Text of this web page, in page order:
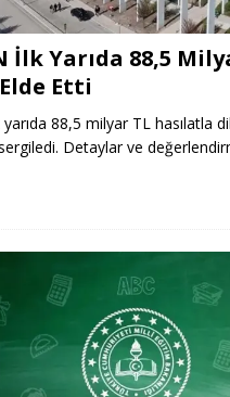
İlk Yarıda 88,5
Etti
yarıda 88,5 milyar TL hasılatla
Detaylar ve